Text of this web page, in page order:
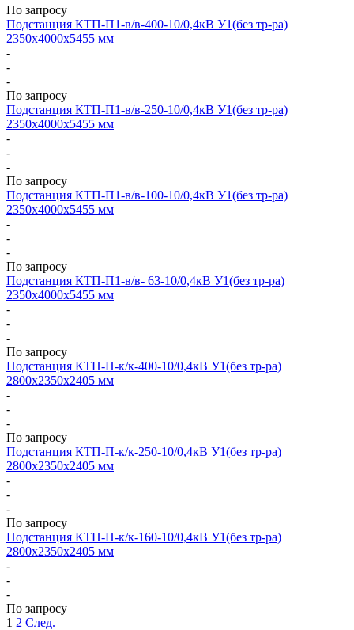
По запросу
Подстанция КТП-П1-в/в-400-10/0,4кВ У1(без тр-ра)
2350х4000х5455 мм
-
-
-
По запросу
Подстанция КТП-П1-в/в-250-10/0,4кВ У1(без тр-ра)
2350х4000х5455 мм
-
-
-
По запросу
Подстанция КТП-П1-в/в-100-10/0,4кВ У1(без тр-ра)
2350х4000х5455 мм
-
-
-
По запросу
Подстанция КТП-П1-в/в- 63-10/0,4кВ У1(без тр-ра)
2350х4000х5455 мм
-
-
-
По запросу
Подстанция КТП-П-к/к-400-10/0,4кВ У1(без тр-ра)
2800х2350х2405 мм
-
-
-
По запросу
Подстанция КТП-П-к/к-250-10/0,4кВ У1(без тр-ра)
2800х2350х2405 мм
-
-
-
По запросу
Подстанция КТП-П-к/к-160-10/0,4кВ У1(без тр-ра)
2800х2350х2405 мм
-
-
-
По запросу
1 2 След.